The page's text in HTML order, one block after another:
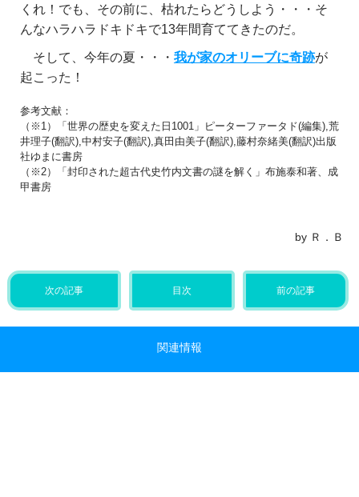
くれ！でも、その前に、枯れたらどうしよう・・・そ
んなハラハラドキドキで13年間育ててきたのだ。
そして、今年の夏・・・ 我が家のオリーブに奇跡が
起こった！
参考文献：
（※1）「世界の歴史を変えた日1001」ピーターファータド(編集),荒
井理子(翻訳),中村安子(翻訳),真田由美子(翻訳),藤村奈緒美(翻訳)出版
社ゆまに書房
（※2）「封印された超古代史竹内文書の謎を解く」布施泰和著、成
甲書房
by Ｒ．Ｂ
次の記事 目次 前の記事
関連情報